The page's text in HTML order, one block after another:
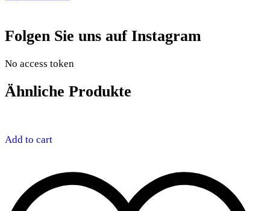
Folgen Sie uns auf Instagram
No access token
Ähnliche Produkte
Add to cart